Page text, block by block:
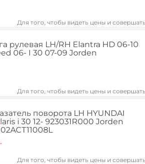
Для того, чтобы видеть цены и
pулевая LH/RH Elantra HD 06-10
06- I 30 07-09 Jorden
Для того, чтобы видеть цены и
поворота LH HYUNDAI
i 30 12- 923031R000 Jorden
Для того, чтобы видеть цены и